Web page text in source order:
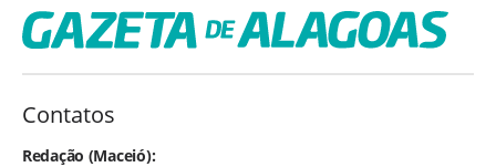
Contatos
Redação (Maceió):